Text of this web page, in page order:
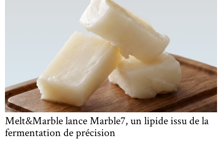
Melt&Marble lance Marble7, un lipide issu de la
fermentation de précision